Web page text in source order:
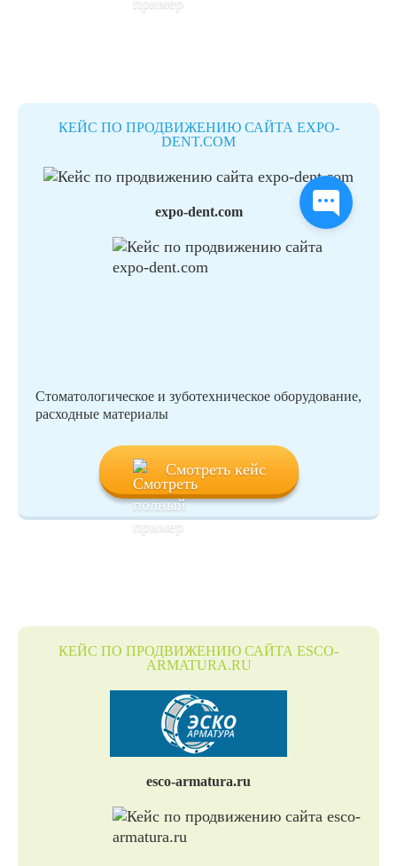
КЕЙС ПО ПРОДВИЖЕНИЮ САЙТА EXPO-
DENT.COM
expo-dent.com
Стоматологическое и зуботехническое оборудование,
расходные материалы
Смотреть кейс
КЕЙС ПО ПРОДВИЖЕНИЮ САЙТА ESCO-
ARMATURA.RU
esco-armatura.ru